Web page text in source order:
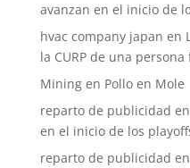
avanzan en el inicio de
hvac company japan en
la CURP de una
Miningen Pollo en Mole
reparto de publicidad en
en el inicio de los
reparto de publicidad en